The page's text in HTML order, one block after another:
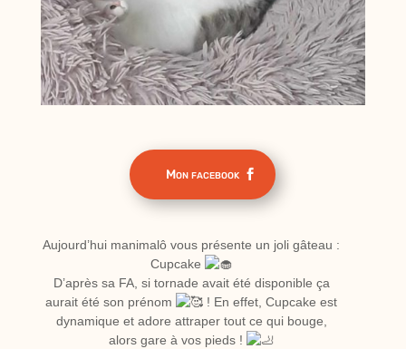
Mon facebook
Aujourd’hui manimalô vous présente un joli gâteau :
Cupcake
D’après sa FA, si tornade avait été disponible ça
aurait été son prénom
! En effet, Cupcake est
dynamique et adore attraper tout ce qui bouge,
alors gare à vos pieds !